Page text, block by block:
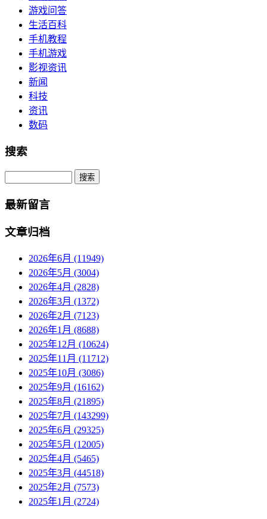
游戏问答
生活百科
手机教程
手机游戏
影视资讯
新闻
科技
资讯
数码
搜索
Search
最新留言
文章归档
2026年6月 (11949)
2026年5月 (3004)
2026年4月 (2828)
2026年3月 (1372)
2026年2月 (7123)
2026年1月 (8688)
2025年12月 (10624)
2025年11月 (11712)
2025年10月 (3086)
2025年9月 (16162)
2025年8月 (21895)
2025年7月 (143299)
2025年6月 (29325)
2025年5月 (12005)
2025年4月 (5465)
2025年3月 (44518)
2025年2月 (7573)
2025年1月 (2724)